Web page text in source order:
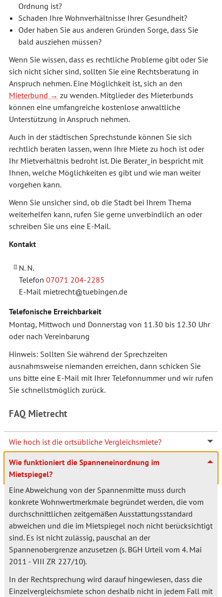
Ordnung ist?
Schaden Ihre Wohnverhältnisse Ihrer Gesundheit?
Oder haben Sie aus anderen Gründen Sorge, dass Sie
bald ausziehen müssen?
Wenn Sie wissen, dass es rechtliche Probleme gibt oder Sie
sich nicht sicher sind, sollten Sie eine Rechtsberatung in
Anspruch nehmen. Eine Möglichkeit ist, sich an den
Mieterbund
zu wenden. Mitglieder des Mieterbunds
können eine umfangreiche kostenlose anwaltliche
Unterstützung in Anspruch nehmen.
Auch in der städtischen Sprechstunde können Sie sich
rechtlich beraten lassen, wenn Ihre Miete zu hoch ist oder
Ihr Mietverhältnis bedroht ist. Die Berater_in bespricht mit
Ihnen, welche Möglichkeiten es gibt und wie man weiter
vorgehen kann.
Wenn Sie unsicher sind, ob die Stadt bei Ihrem Thema
weiterhelfen kann, rufen Sie gerne unverbindlich an oder
schreiben Sie uns eine E-Mail.
Kontakt
N. N.
Telefon 07071 204-2285
E-Mail mietrecht
tuebingen.de
Telefonische Erreichbarkeit
Montag, Mittwoch und Donnerstag von 11.30 bis 12.30 Uhr
oder nach Vereinbarung
Hinweis: Sollten Sie während der Sprechzeiten
ausnahmsweise niemanden erreichen, dann schicken Sie
uns bitte eine E-Mail mit Ihrer Telefonnummer und wir rufen
Sie schnellstmöglich zurück.
FAQ Mietrecht
Wie hoch ist die ortsübliche Vergleichsmiete?
Wie funktioniert die Spanneneinordnung im
Mietspiegel?
Eine Abweichung von der Spannenmitte muss durch
konkrete Wohnwertmerkmale begründet werden, die vom
durchschnittlichen zeitgemäßen Ausstattungsstandard
abweichen und die im Mietspiegel noch nicht berücksichtigt
sind. Es ist nicht zulässig, pauschal an der
Spannenobergrenze anzusetzen (s. BGH Urteil vom 4. Mai
2011 - VIII ZR 227/10).
In der Rechtsprechung wird darauf hingewiesen, dass die
Einzelvergleichsmiete schon deshalb nicht in jedem Fall mit